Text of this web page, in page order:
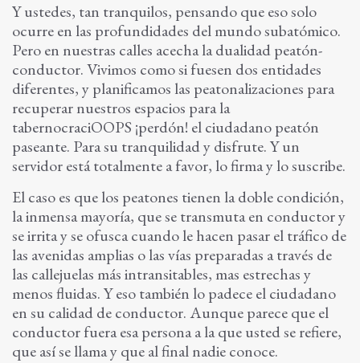
Y ustedes, tan tranquilos, pensando que eso solo
ocurre en las profundidades del mundo subatómico.
Pero en nuestras calles acecha la dualidad peatón-
conductor. Vivimos como si fuesen dos entidades
diferentes, y planificamos las peatonalizaciones para
recuperar nuestros espacios para la
tabernocraciOOPS ¡perdón! el ciudadano peatón
paseante. Para su tranquilidad y disfrute. Y un
servidor está totalmente a favor, lo firma y lo suscribe.
El caso es que los peatones tienen la doble condición,
la inmensa mayoría, que se transmuta en conductor y
se irrita y se ofusca cuando le hacen pasar el tráfico de
las avenidas amplias o las vías preparadas a través de
las callejuelas más intransitables, mas estrechas y
menos fluidas. Y eso también lo padece el ciudadano
en su calidad de conductor. Aunque parece que el
conductor fuera esa persona a la que usted se refiere,
que así se llama y que al final nadie conoce.